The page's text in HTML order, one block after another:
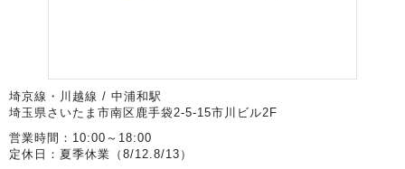
埼京線・川越線 / 中浦和駅
埼玉県さいたま市南区鹿手袋2-5-15市川ビル2F
営業時間：10:00～18:00
定休日：夏季休業（8/12.8/13）